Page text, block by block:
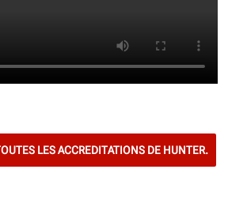
LES ACCREDITATIONS DE HUNTER.